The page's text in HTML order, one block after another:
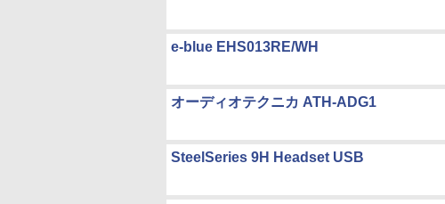
e-blue EHS013RE/WH
オーディオテクニカ ATH-ADG1
SteelSeries 9H Headset USB